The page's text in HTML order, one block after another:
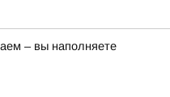
– вы наполняете